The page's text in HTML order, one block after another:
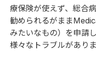
療保険が使えず、総合
勧められるがまま
みたいなもの）を申請
様々なトラブルがありま